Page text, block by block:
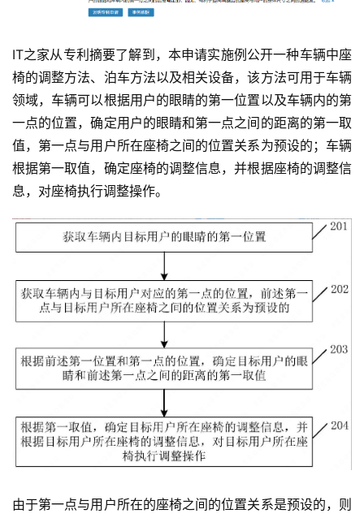
页
车
IT之家从专利摘要了解到，本申请实施例公开一种车辆中座
椅的调整方法、泊车方法以及相关设备，该方法可用于车辆
领域，车辆可以根据用户的眼睛的第一位置以及车辆内的第
一点的位置，确定用户的眼睛和第一点之间的距离的第一取
值，第一点与用户所在座椅之间的位置关系为预设的；车辆
根据第一取值，确定座椅的调整信息，并根据座椅的调整信
息，对座椅执行调整操作。
由于第一点与用户所在的座椅之间的位置关系是预设的，则